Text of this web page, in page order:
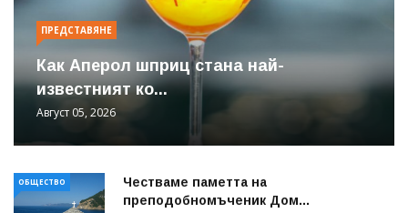
ПРЕДСТАВЯНЕ
Как Аперол шприц стана най-
известният ко...
Август 05, 2026
ОБЩЕСТВО
Честваме паметта на
преподобномъченик Дом...